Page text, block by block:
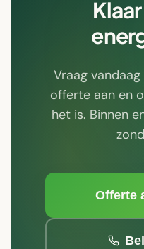
Vraag
offerte aan en
het is. Binnen
Offerte